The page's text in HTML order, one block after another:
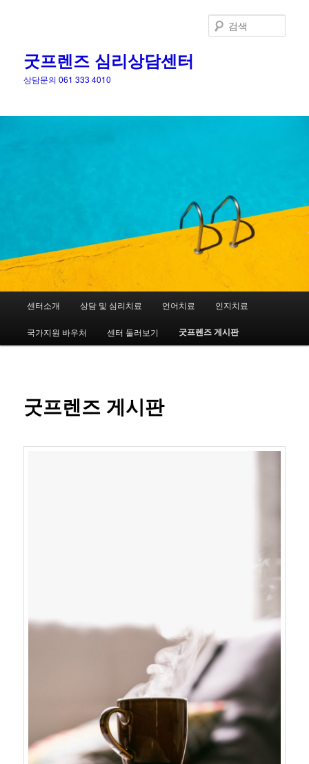
굿프렌즈 심리상담센터
상담문의 061 333 4010
색
뉴
첫
번
컨
센터소개 상담 및 심리치료 언어치료 인지치료
국가지원 바우처 센터 둘러보기 굿프렌즈 게시판
굿프렌즈 게시판